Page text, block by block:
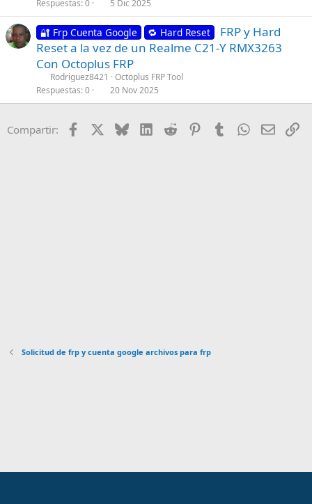
Respuestas 0 5 Dic 2025
🔐 Frp Cuenta Google 🔁 Hard Reset
FRP y Hard
Reset a la vez de un Realme C21-Y RMX3263
Con Octoplus FRP
Rodriguez8421
Octoplus FRP Tool
Respuestas 0 20 Nov 2025
Compartir: Facebook BlueskyLinkedIn
Reddit PinterestTumblr WhatsApp
Email
Solicitud de frp y cuenta google archivos para frp